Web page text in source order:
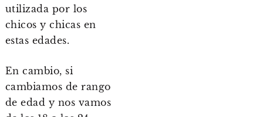
utilizada por los
chicos y chicas en
estas edades.
En cambio, si
cambiamos de rango
de edad y nos vamos